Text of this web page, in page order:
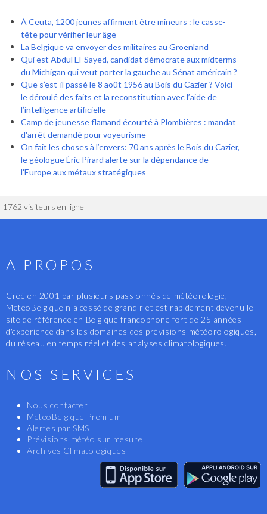
À Ceuta, 1200 jeunes affirment être mineurs : le casse-
tête pour vérifier leur âge
La Belgique va envoyer des militaires au Groenland
Qui est Abdul El-Sayed, candidat démocrate aux midterms
du Michigan qui veut porter la gauche au Sénat américain ?
Que s’est-il passé le 8 août 1956 au Bois du Cazier ? Voici
le déroulé des faits et la reconstitution avec l’aide de
l’intelligence artificielle
Camp de jeunesse flamand écourté à Plombières : mandat
d'arrêt demandé pour voyeurisme
On fait les choses à l’envers: 70 ans après le Bois du Cazier,
le géologue Éric Pirard alerte sur la dépendance de
l’Europe aux métaux stratégiques
1762 visiteurs en ligne
A PROPOS
Créé en 2001 par plusieurs passionnés de météorologie,
MeteoBelgique n'a cessé de grandir et est rapidement devenu le
site de référence en Belgique francophone fort de 25 années
d'expérience dans les domaines des prévisions météorologiques,
du réseau en temps réel et des analyses climatologiques.
NOS SERVICES
Nous contacter
MeteoBelgique Premium
Alertes par SMS
Prévisions météo sur mesure
Archives Climatologiques